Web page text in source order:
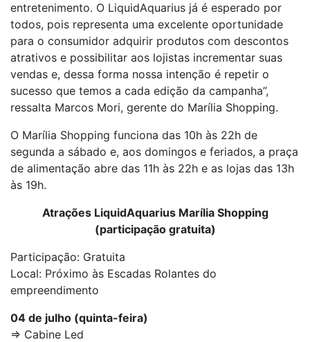
entretenimento. O LiquidAquarius já é esperado por
todos, pois representa uma excelente oportunidade
para o consumidor adquirir produtos com descontos
atrativos e possibilitar aos lojistas incrementar suas
vendas e, dessa forma nossa intenção é repetir o
sucesso que temos a cada edição da campanha”,
ressalta Marcos Mori, gerente do Marília Shopping.
O Marília Shopping funciona das 10h às 22h de
segunda a sábado e, aos domingos e feriados, a praça
de alimentação abre das 11h às 22h e as lojas das 13h
às 19h.
Atrações LiquidAquarius Marília Shopping
(participação gratuita)
Participação: Gratuita
Local: Próximo às Escadas Rolantes do
empreendimento
04 de julho (quinta-feira)
=> Cabine Led